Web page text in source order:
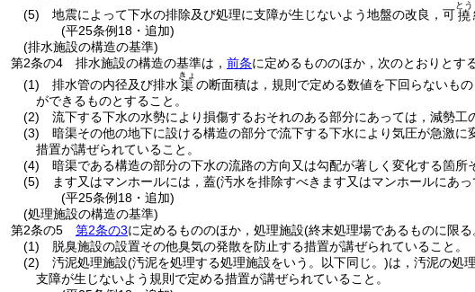
(5)
地震によって下水の排除及び処理に支障が生じないよう地盤の改良，可撓
とう
(平25条例18・追加)
(排水施設の構造の基準)
第2条の4
排水施設の構造の基準は， 前条に定めるもののほか，次のとおりとする
(1)
排水管の内径及び排水 渠
きょ
の断面積は，規則で定める数値を下回らないも
ができるものとすること。
(2)
流下する下水の水勢により損傷するおそれのある部分にあっては，減勢工
(3)
暗渠その他の地下に設ける構造の部分で流下する下水により気圧が急激
措置が講ぜられていること。
(4)
暗渠である構造の部分の下水の流路の方向又は勾配が著しく変化する箇
(5)
ます又はマンホールには，蓋(汚水を排除すべきます又はマンホールにあ
(平25条例18・追加)
(処理施設の構造の基準)
第2条の5
第2条の3に定めるもののほか，処理施設(終末処理場であるものに限る
(1)
脱臭施設の設置その他臭気の発散を防止する措置が講ぜられていること。
(2)
汚泥処理施設(汚泥を処理する処理施設をいう。以下同じ。)は，汚泥の処
支障が生じないよう規則で定める措置が講ぜられていること。